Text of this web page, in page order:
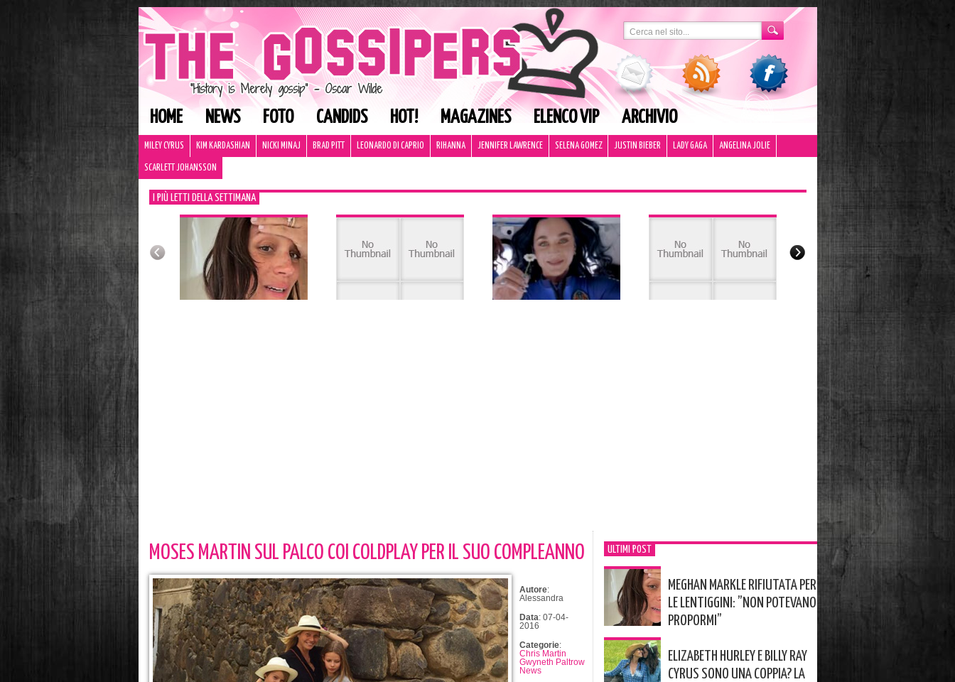
HOME NEWS FOTO CANDIDS HOT! MAGAZINES ELENCO VIP ARCHIVIO
MILEY CYRUS KIM KARDASHIAN NICKI MINAJ BRAD PITT LEONARDO DI CAPRIO RIHANNA JENNIFER LAWRENCE SELENA GOMEZ JUSTIN BIEBER LADY GAGA ANGELINA JOLIE
SCARLETT JOHANSSON
I PIÙ LETTI DELLA SETTIMANA
MOSES MARTIN SUL PALCO COI COLDPLAY PER IL SUO COMPLEANNO
Autore:
Alessandra
Data: 07-04-
2016
Categorie:
Chris Martin
Gwyneth Paltrow
News
ULTIMI POST
MEGHAN MARKLE RIFIUTATA PER
LE LENTIGGINI: ”NON POTEVANO
PROPORMI”
ELIZABETH HURLEY E BILLY RAY
CYRUS SONO UNA COPPIA? LA